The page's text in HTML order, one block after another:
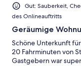
Gut: Sauberkeit,
des Onlineauftritts
Geräumige
Schöne Unterkunft
20 Fahrminuten von
Gastgebern war